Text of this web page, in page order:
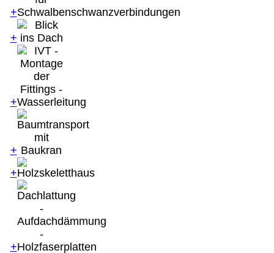
+
+
+
+
+
+